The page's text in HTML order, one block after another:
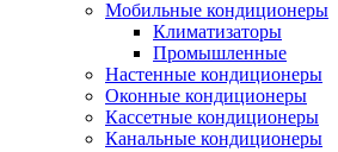
Мобильные кондиционеры
Климатизаторы
Промышленные
Настенные кондиционеры
Оконные кондиционеры
Кассетные кондиционеры
Канальные кондиционеры